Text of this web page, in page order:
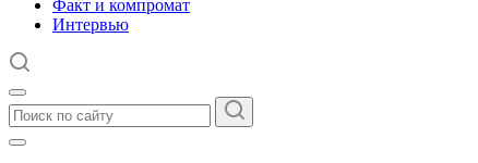
Факт и компромат
Интервью